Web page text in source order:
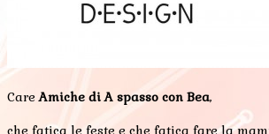
CareAmiche di A spasso con Bea,
che fatica le feste e che fatica fare la